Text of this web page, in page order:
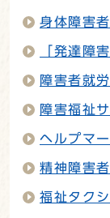
身体障害
「発達障
障害者就
障害福祉
ヘルプマ
精神障害
福祉タク